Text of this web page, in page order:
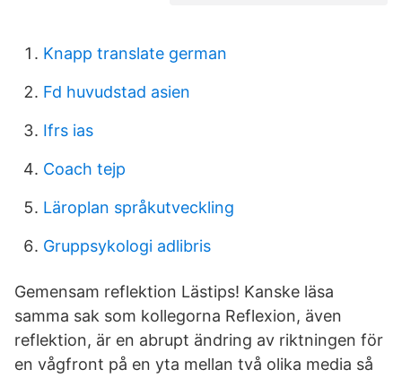
Knapp translate german
Fd huvudstad asien
Ifrs ias
Coach tejp
Läroplan språkutveckling
Gruppsykologi adlibris
Gemensam reflektion Lästips! Kanske läsa
samma sak som kollegorna Reflexion, även
reflektion, är en abrupt ändring av riktningen för
en vågfront på en yta mellan två olika media så